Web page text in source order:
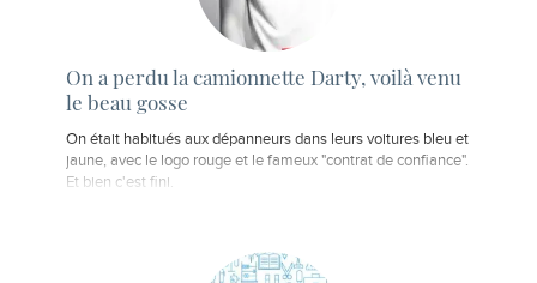
On a perdu la camionnette Darty, voilà venu
le beau gosse
On était habitués aux dépanneurs dans leurs voitures bleu et
jaune, avec le logo rouge et le fameux "contrat de confiance".
Et bien c'est fini.